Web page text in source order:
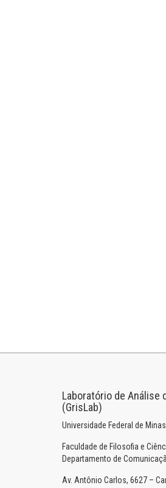
Laboratório de Análise
(GrisLab)
Universidade Federal de
Faculdade de Filosofia e
Departamento de
Av. Antônio Carlos, 6627 –